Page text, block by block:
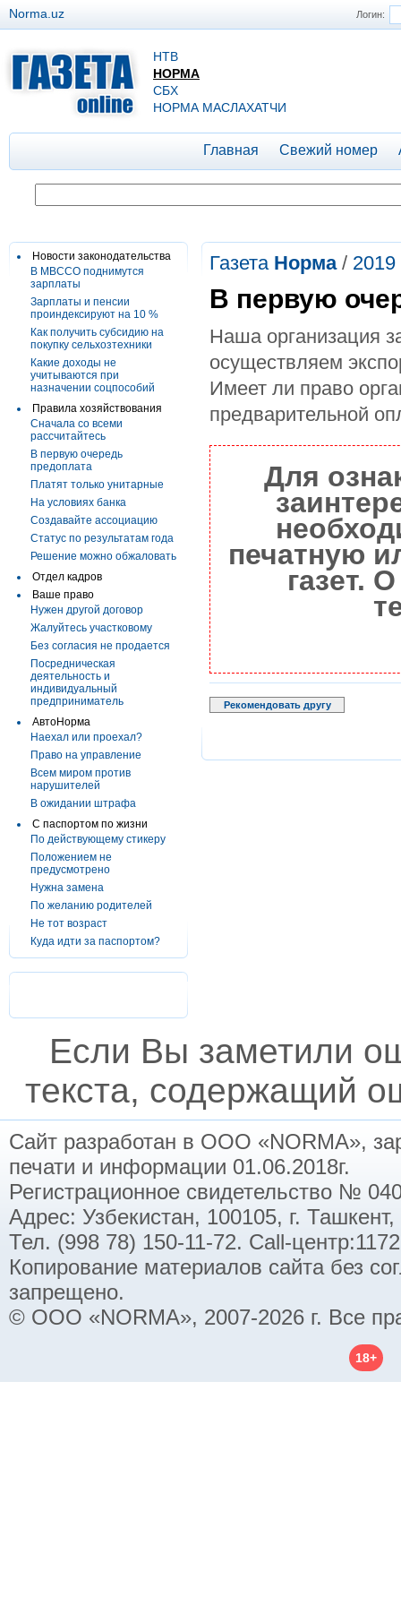
Логин:
Norma.uz
НТВ
НОРМА
СБХ
НОРМА МАСЛАХАТЧИ
Главная Свежий номер
Новости законодательства
В МВССО поднимутся
зарплаты
Зарплаты и пенсии
проиндексируют на 10 %
Как получить субсидию на
покупку сельхозтехники
Какие доходы не
учитываются при
назначении соцпособий
Правила хозяйствования
Сначала со всеми
рассчитайтесь
В первую очередь
предоплата
Платят только унитарные
На условиях банка
Создавайте ассоциацию
Статус по результатам года
Решение можно обжаловать
Отдел кадров
Ваше право
Нужен другой договор
Жалуйтесь участковому
Без согласия не продается
Посредническая
деятельность и
индивидуальный
предприниматель
АвтоНорма
Наехал или проехал?
Право на управление
Всем миром против
нарушителей
В ожидании штрафа
С паспортом по жизни
По действующему стикеру
Положением не
предусмотрено
Нужна замена
По желанию родителей
Не тот возраст
Куда идти за паспортом?
Газета Норма/ 2019
В первую
Наша организация
осуществляем
Имеет ли право
предварительной
Для
печатную
газет.
Рекомендовать другу
Если Вы заметили
текста, содержащий
Сайт разработан в ООО «NORMA»,
печати и информации 01.06.2018г.
Регистрационное свидетельство №
Адрес: Узбекистан, 100105, г.
Тел. (998 78) 150-11-72. Call-
Копирование материалов сайта без
запрещено.
© ООО «NORMA», 2007-2026 г. Все
18+